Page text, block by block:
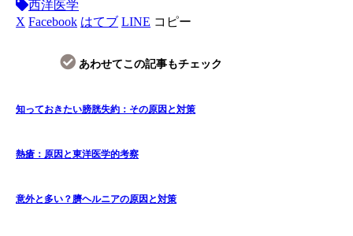
西洋医学
X Facebook はてブ LINE コピー
あわせてこの記事もチェック
知っておきたい膀胱失約：その原因と対策
熱瘡：原因と東洋医学的考察
意外と多い？臍ヘルニアの原因と対策